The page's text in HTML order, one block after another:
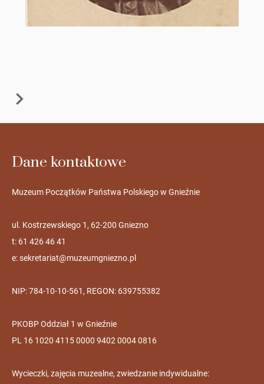
Dane kontaktowe
Muzeum Początków Państwa Polskiego w Gnieźnie
ul. Kostrzewskiego 1, 62-200 Gniezno
t: 61 426 46 41
e:sekretariat@muzeumgniezno.pl
NIP: 784-10-10-561, REGON: 639755382
PKOBP Oddział 1 w Gnieźnie
PL 16 1020 4115 0000 9402 0004 0816
Wycieczki, zajęcia muzealne, zwiedzanie indywidualne: